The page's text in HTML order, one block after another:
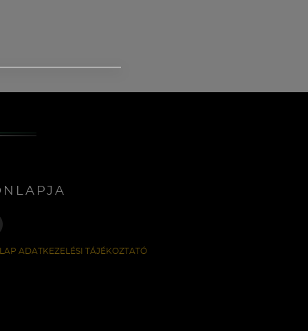
ADATKEZELÉSI TÁJÉKOZTATÓ